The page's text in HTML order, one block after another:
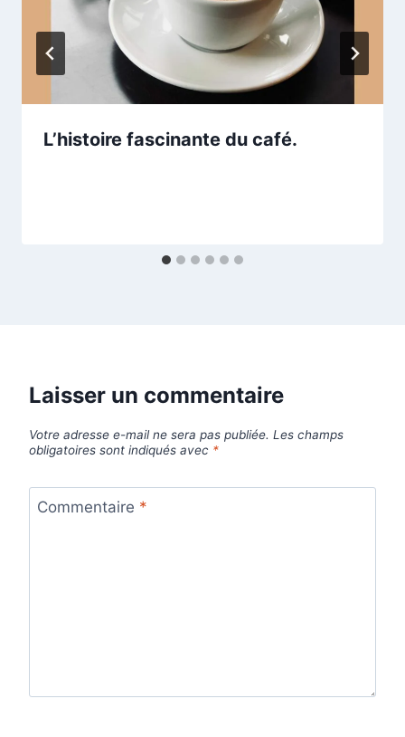
L’histoire fascinante du café.
Laisser un commentaire
Votre adresse e-mail ne sera pas publiée. Les champs
obligatoires sont indiqués avec *
Commentaire *